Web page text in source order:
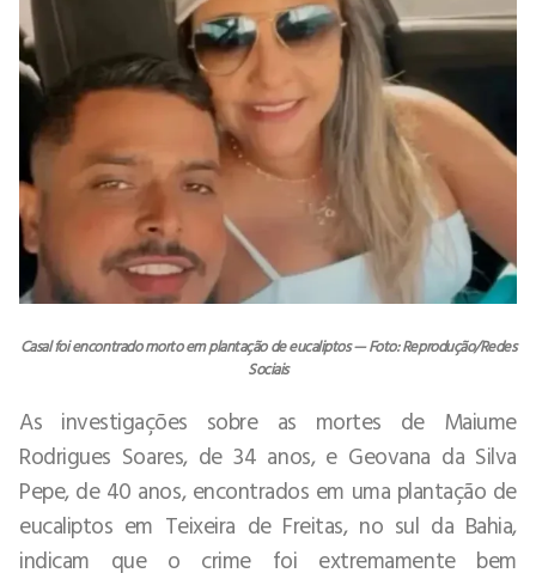
Casal foi encontrado morto em plantação de eucaliptos — Foto: Reprodução/Redes
Sociais
As investigações sobre as mortes de Maiume
Rodrigues Soares, de 34 anos, e Geovana da Silva
Pepe, de 40 anos, encontrados em uma plantação de
eucaliptos em Teixeira de Freitas, no sul da Bahia,
indicam que o crime foi extremamente bem